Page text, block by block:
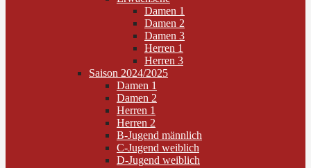
Damen 1
Damen 2
Damen 3
Herren 1
Herren 3
Saison 2024/2025
Damen 1
Damen 2
Herren 1
Herren 2
B-Jugend männlich
C-Jugend weiblich
D-Jugend weiblich